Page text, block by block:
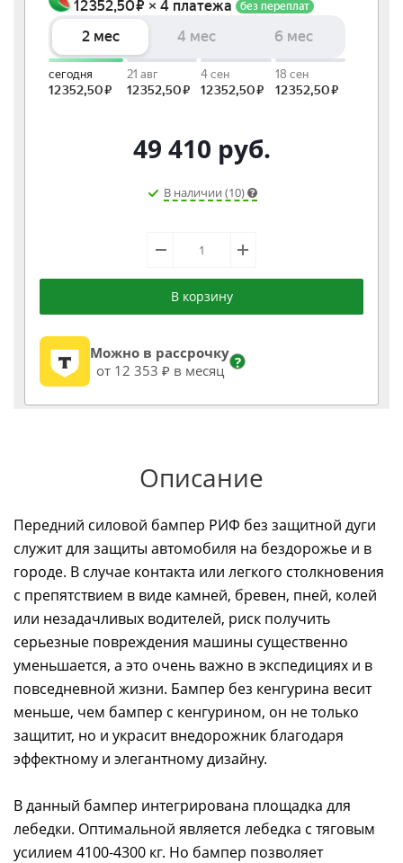
49 410 руб.
В наличии (10)
В корзину
Можно в рассрочку
от 12 353 ₽ в месяц
?
Описание
Передний силовой бампер РИФ без защитной дуги
служит для защиты автомобиля на бездорожье и в
городе. В случае контакта или легкого столкновения
с препятствием в виде камней, бревен, пней, колей
или незадачливых водителей, риск получить
серьезные повреждения машины существенно
уменьшается, а это очень важно в экспедициях и в
повседневной жизни. Бампер без кенгурина весит
меньше, чем бампер с кенгурином, он не только
защитит, но и украсит внедорожник благодаря
эффектному и элегантному дизайну.
В данный бампер интегрирована площадка для
лебедки. Оптимальной является лебедка с тяговым
усилием 4100-4300 кг. Но бампер позволяет